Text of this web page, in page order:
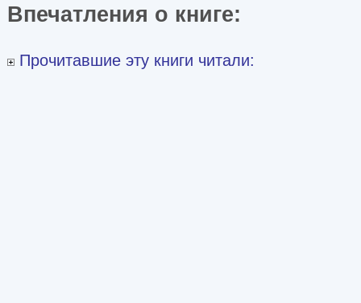
Впечатления о книге:
Прочитавшие эту книги читали: